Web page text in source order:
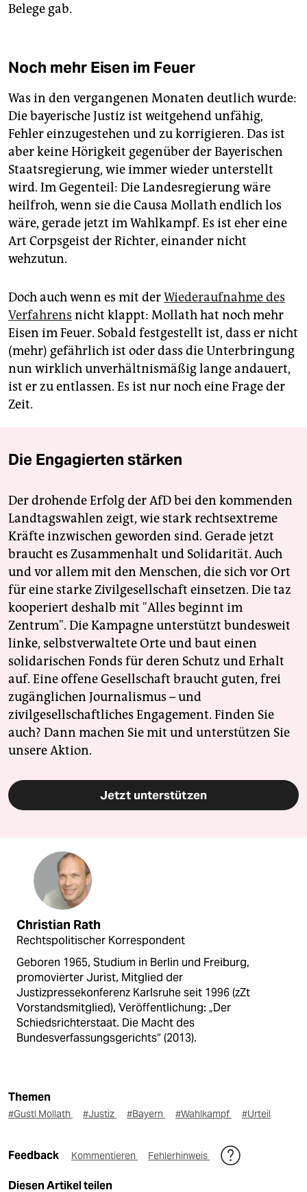
Belege gab.
Noch mehr Eisen im Feuer
Was in den vergangenen Monaten deutlich wurde:
Die bayerische Justiz ist weitgehend unfähig,
Fehler einzugestehen und zu korrigieren. Das ist
aber keine Hörigkeit gegenüber der Bayerischen
Staatsregierung, wie immer wieder unterstellt
wird. Im Gegenteil: Die Landesregierung wäre
heilfroh, wenn sie die Causa Mollath endlich los
wäre, gerade jetzt im Wahlkampf. Es ist eher eine
Art Corpsgeist der Richter, einander nicht
wehzutun.
Doch auch wenn es mit derWiederaufnahme des
Verfahrens nicht klappt: Mollath hat noch mehr
Eisen im Feuer. Sobald festgestellt ist, dass er nicht
(mehr) gefährlich ist oder dass die Unterbringung
nun wirklich unverhältnismäßig lange andauert,
ist er zu entlassen. Es ist nur noch eine Frage der
Zeit.
Die Engagierten stärken
Der drohende Erfolg der AfD bei den kommenden
Landtagswahlen zeigt, wie stark rechtsextreme
Kräfte inzwischen geworden sind. Gerade jetzt
braucht es Zusammenhalt und Solidarität. Auch
und vor allem mit den Menschen, die sich vor Ort
für eine starke Zivilgesellschaft einsetzen. Die taz
kooperiert deshalb mit "Alles beginnt im
Zentrum". Die Kampagne unterstützt bundesweit
linke, selbstverwaltete Orte und baut einen
solidarischen Fonds für deren Schutz und Erhalt
auf. Eine offene Gesellschaft braucht guten, frei
zugänglichen Journalismus – und
zivilgesellschaftliches Engagement. Finden Sie
auch? Dann machen Sie mit und unterstützen Sie
unsere Aktion.
Jetzt unterstützen
Christian Rath
Rechtspolitischer Korrespondent
Geboren 1965, Studium in Berlin und Freiburg,
promovierter Jurist, Mitglied der
Justizpressekonferenz Karlsruhe seit 1996 (zZt
Vorstandsmitglied), Veröffentlichung: „Der
Schiedsrichterstaat. Die Macht des
Bundesverfassungsgerichts“ (2013).
Themen
#Gustl Mollath #Justiz #Bayern #Wahlkampf #Urteil
Feedback Kommentieren Fehlerhinweis
Diesen Artikel teilen